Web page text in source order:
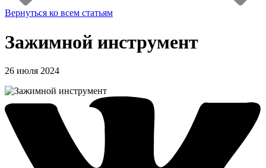
Вернуться ко всем статьям
Зажимной инструмент
26 июля 2024